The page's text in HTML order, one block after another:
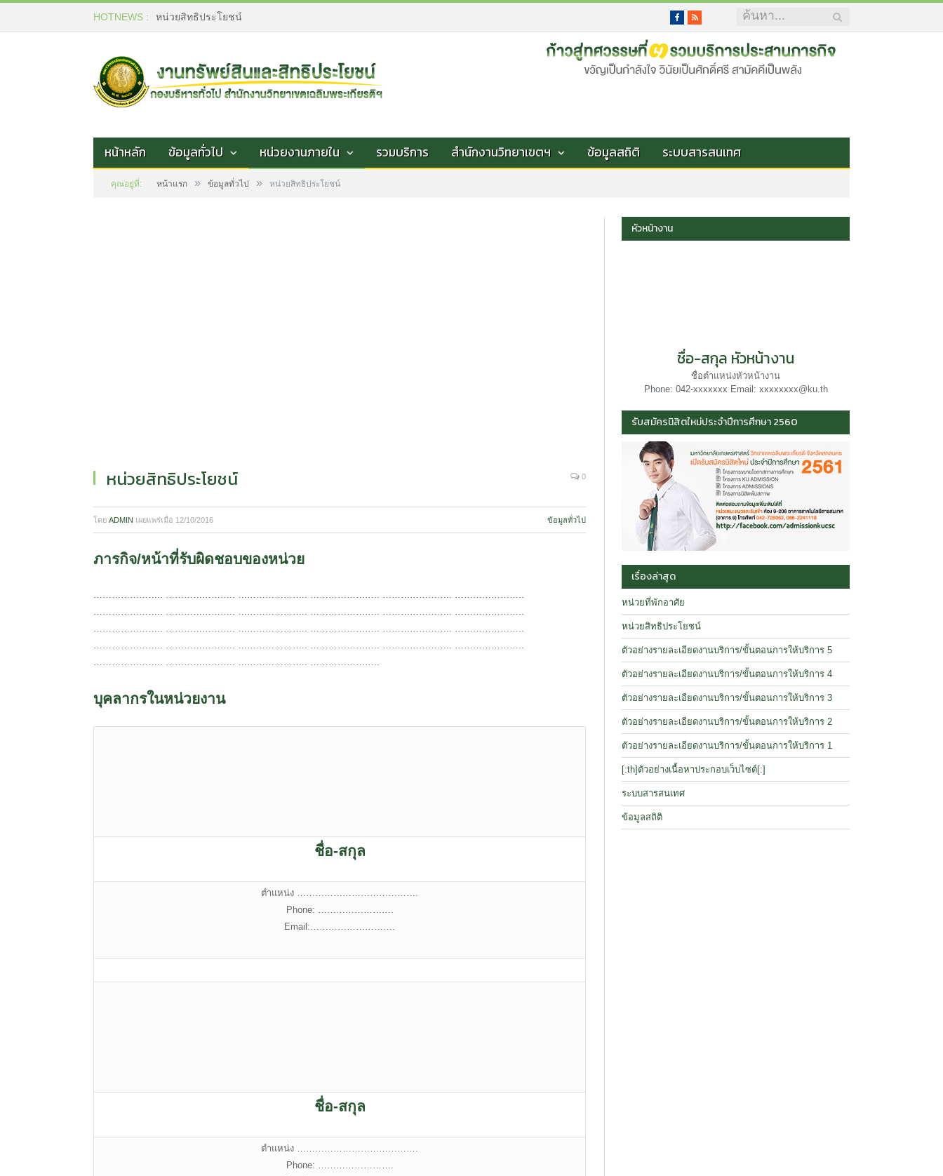
HOTNEWS : หน่วยสิทธิประโยชน์ Facebook
RSS
หน้าหลัก ข้อมูลทั่วไป หน่วยงานภายใน รวมบริการ สำนักงานวิทยาเขตฯ ข้อมูลสถิติ ระบบสารสนเทศ
คุณอยู่ที่: หน้าแรก » ข้อมูลทั่วไป » หน่วยสิทธิประโยชน์
หน่วยสิทธิประโยชน์ 0
โดย ADMIN เผยแพร่เมื่อ 12/10/2016 ข้อมูลทั่วไป
ภารกิจ/หน้าที่รับผิดชอบของหน่วย
………………….. ………………….. ………………….. ………………….. ………………….. …………………..
………………….. ………………….. ………………….. ………………….. ………………….. …………………..
………………….. ………………….. ………………….. ………………….. ………………….. …………………..
………………….. ………………….. ………………….. ………………….. ………………….. …………………..
………………….. ………………….. ………………….. …………………..
บุคลากรในหน่วยงาน
ชื่อ-สกุล
ตำแหน่ง ………………………………….
Phone: …………………….
Email:……………………….
ชื่อ-สกุล
ตำแหน่ง ………………………………….
Phone: …………………….
หัวหน้างาน
ชื่อ-สกุล หัวหน้างาน
ชื่อตำแหน่งหัวหน้างาน
Phone: 042-xxxxxxx Email: xxxxxxxx@ku.th
รับสมัครนิสิตใหม่ประจำปีการศึกษา 2560
เรื่องล่าสุด
หน่วยที่พักอาศัย
หน่วยสิทธิประโยชน์
ตัวอย่างรายละเอียดงานบริการ/ขั้นตอนการให้บริการ 5
ตัวอย่างรายละเอียดงานบริการ/ขั้นตอนการให้บริการ 4
ตัวอย่างรายละเอียดงานบริการ/ขั้นตอนการให้บริการ 3
ตัวอย่างรายละเอียดงานบริการ/ขั้นตอนการให้บริการ 2
ตัวอย่างรายละเอียดงานบริการ/ขั้นตอนการให้บริการ 1
[:th]ตัวอย่างเนื้อหาประกอบเว็บไซต์[:]
ระบบสารสนเทศ
ข้อมูลสถิติ